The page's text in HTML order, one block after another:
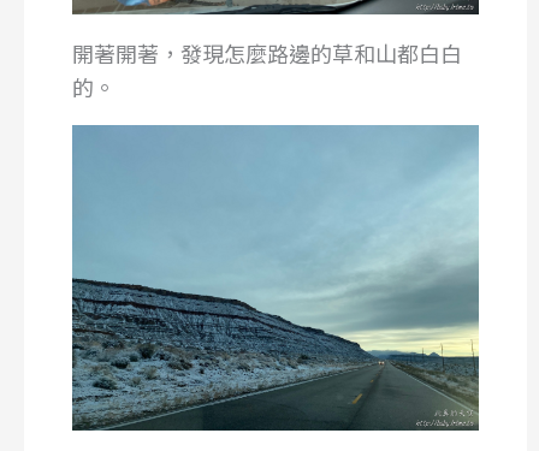
開著開著，發現怎麼路邊的草和山都白白
的。